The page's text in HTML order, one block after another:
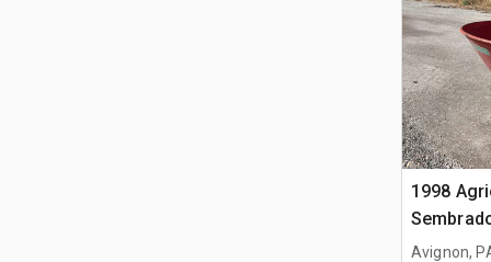
1998
Avignon,